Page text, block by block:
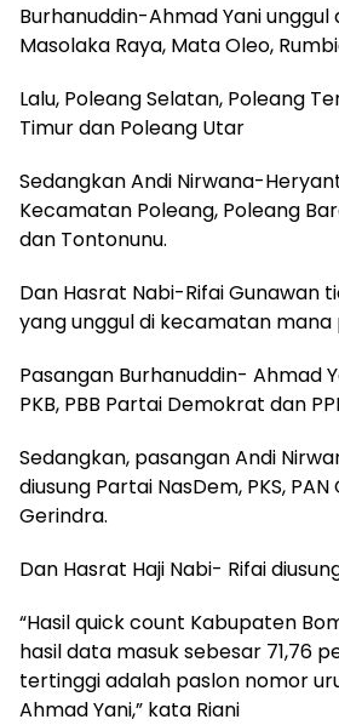
Burhanuddin-Ahmad Yani
Masolaka Raya, Mata Oleo,
Lalu, Poleang Selatan, Poleang
Timur dan Poleang Utar
Sedangkan Andi Nirwana-
Kecamatan Poleang, Poleang
dan Tontonunu.
Dan Hasrat Nabi-Rifai Gunawan
yang unggul di kecamatan mana
Pasangan Burhanuddin- Ahmad
PKB, PBB Partai Demokrat dan
Sedangkan, pasangan Andi
diusung Partai NasDem, PKS,
Gerindra.
Dan Hasrat Haji Nabi- Rifai
“Hasil quick count Kabupaten
hasil data masuk sebesar 71,76
tertinggi adalah paslon nomor
Ahmad Yani,” kata Riani